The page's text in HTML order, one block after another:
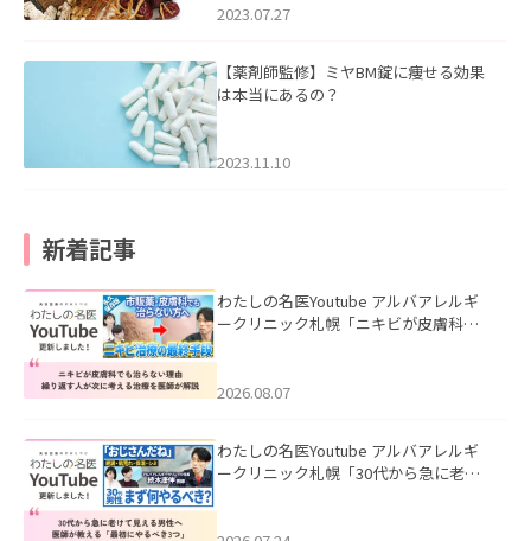
2023.07.27
【薬剤師監修】ミヤBM錠に痩せる効果
は本当にあるの？
2023.11.10
新着記事
わたしの名医Youtube アルバアレルギ
ークリニック札幌「ニキビが皮膚科で
ました。
2026.08.07
わたしの名医Youtube アルバアレルギ
ークリニック札幌「30代から急に老け